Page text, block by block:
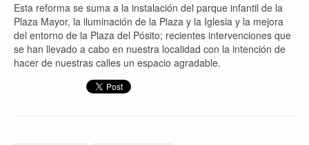
Esta reforma se suma a la instalación del parque infantil de la
Plaza Mayor, la iluminación de la Plaza y la Iglesia y la mejora
del entorno de la Plaza del Pósito; recientes intervenciones que
se han llevado a cabo en nuestra localidad con la intención de
hacer de nuestras calles un espacio agradable.